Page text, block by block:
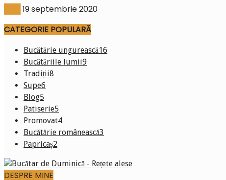
19 septembrie 2020
CATEGORIE POPULARĂ
Bucătărie ungurească16
Bucătăriile lumii9
Tradiții8
Supe6
Blog5
Patiserie5
Promovat4
Bucătărie românească3
Papricaș2
DESPRE MINE